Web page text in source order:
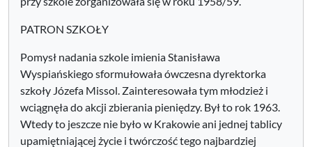
PATRON SZKOŁY
Pomysł nadania szkole imienia Stanisława
Wyspiańskiego sformułowała ówczesna dyrektorka
szkoły Józefa Missol. Zainteresowała tym młodzież i
wciągnęła do akcji zbierania pieniędzy. Był to rok 1963.
Wtedy to jeszcze nie było w Krakowie ani jednej tablicy
upamiętniającej życie i twórczość tego najbardziej